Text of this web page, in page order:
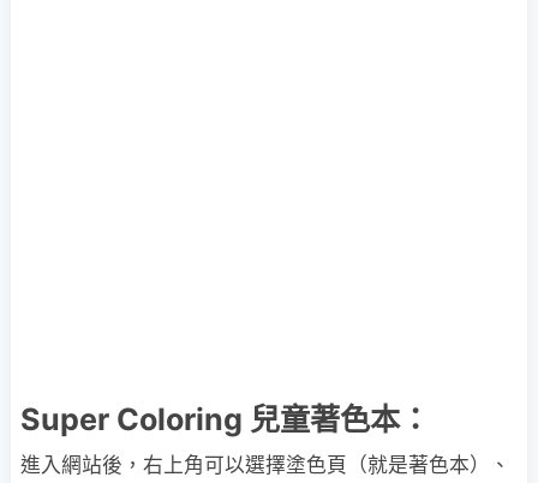
Super Coloring 兒童著色本：
進入網站後，右上角可以選擇塗色頁（就是著色本）、